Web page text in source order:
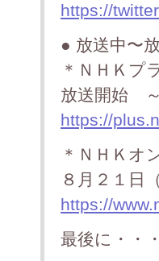
https://
● 放送中〜
＊ＮＨＫプ
放送開始
https://
＊ＮＨＫオ
８月２１日
https://
最後に・・・